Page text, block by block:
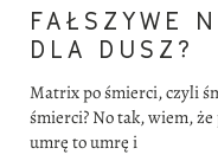
FAŁSZYWE
DLA DUSZ?
Matrix po śmierci, czyli
śmierci? No tak, wiem,
umrę to umrę i